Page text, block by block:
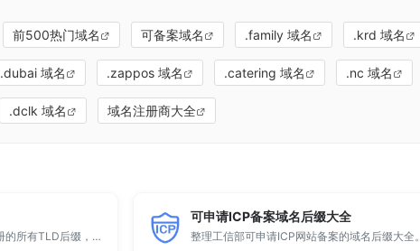
前500热门域名 可备案域名 .family 域名 .krd 域名
.dubai 域名 .zappos 域名 .catering 域名 .nc 域名
.dclk 域名 域名注册商大全
顶级域名后缀大全收录全球已开放注册的所有TLD后缀，包括gTLD、ccTLD、品牌域名后缀等。
可申请ICP备案域名后缀大全
整理工信部可申请ICP网站备案的域名后缀大全。